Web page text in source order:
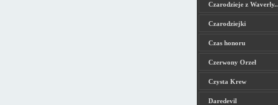
Czarodzieje z Waverly..
Czarodziejki
Czas honoru
Czerwony Orzeł
Czysta Krew
Daredevil